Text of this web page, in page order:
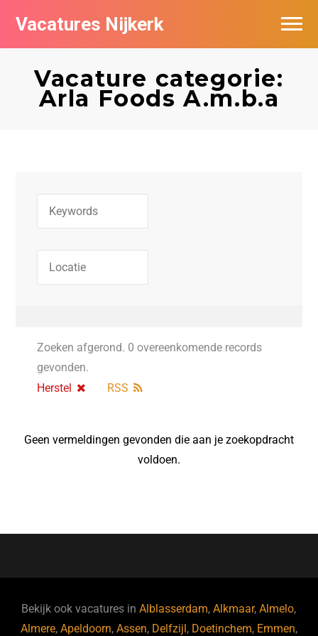
Vacatures Nijkerk
Vacature categorie:
Arla Foods A.m.b.a
Zoeken afgerond. 0 overeenkomende records
gevonden.
Herstel
RSS
Geen vermeldingen gevonden die aan je zoekopdracht
voldoen.
Bekijk ook vacatures inAlblasserdam,Alkmaar,Almelo,
Almere, Apeldoorn, Assen, Delfzijl , Doetinchem, Emmen,